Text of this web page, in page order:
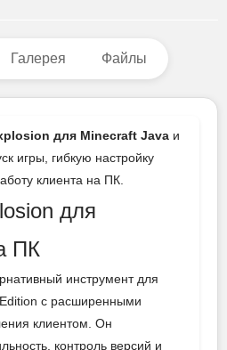
Галерея Файлы
для Minecraft Java и
игры, гибкую настройку
клиента на ПК.
для
ПК
инструмент для
с расширенными
клиентом. Он
контроль версий и